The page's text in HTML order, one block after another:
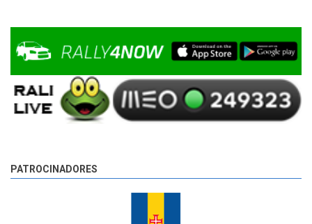
9 anos 4 diasatrás
PATROCINADORES